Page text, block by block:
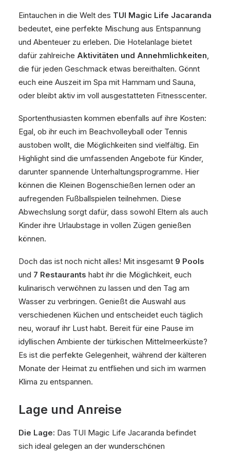
Eintauchen in die Welt des TUI Magic Life Jacaranda
bedeutet, eine perfekte Mischung aus Entspannung
und Abenteuer zu erleben. Die Hotelanlage bietet
dafür zahlreiche Aktivitäten und Annehmlichkeiten,
die für jeden Geschmack etwas bereithalten. Gönnt
euch eine Auszeit im Spa mit Hammam und Sauna,
oder bleibt aktiv im voll ausgestatteten Fitnesscenter.
Sportenthusiasten kommen ebenfalls auf ihre Kosten:
Egal, ob ihr euch im Beachvolleyball oder Tennis
austoben wollt, die Möglichkeiten sind vielfältig. Ein
Highlight sind die umfassenden Angebote für Kinder,
darunter spannende Unterhaltungsprogramme. Hier
können die Kleinen Bogenschießen lernen oder an
aufregenden Fußballspielen teilnehmen. Diese
Abwechslung sorgt dafür, dass sowohl Eltern als auch
Kinder ihre Urlaubstage in vollen Zügen genießen
können.
Doch das ist noch nicht alles! Mit insgesamt 9 Pools
und 7 Restaurants habt ihr die Möglichkeit, euch
kulinarisch verwöhnen zu lassen und den Tag am
Wasser zu verbringen. Genießt die Auswahl aus
verschiedenen Küchen und entscheidet euch täglich
neu, worauf ihr Lust habt. Bereit für eine Pause im
idyllischen Ambiente der türkischen Mittelmeerküste?
Es ist die perfekte Gelegenheit, während der kälteren
Monate der Heimat zu entfliehen und sich im warmen
Klima zu entspannen.
Lage und Anreise
Die Lage: Das TUI Magic Life Jacaranda befindet
sich ideal gelegen an der wunderschönen